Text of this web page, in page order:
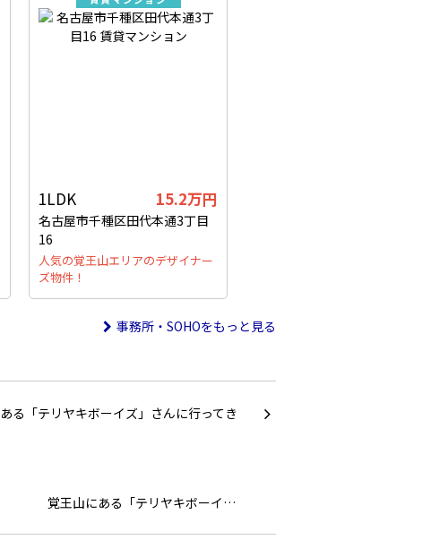
1LDK 15.2万円
名古屋市千種区田代本通3丁目
16
人気の覚王山エリアのデザイナー
ズ物件！
事務所・SOHOをもっと見る
覚王山にある「テリヤキボーイ…